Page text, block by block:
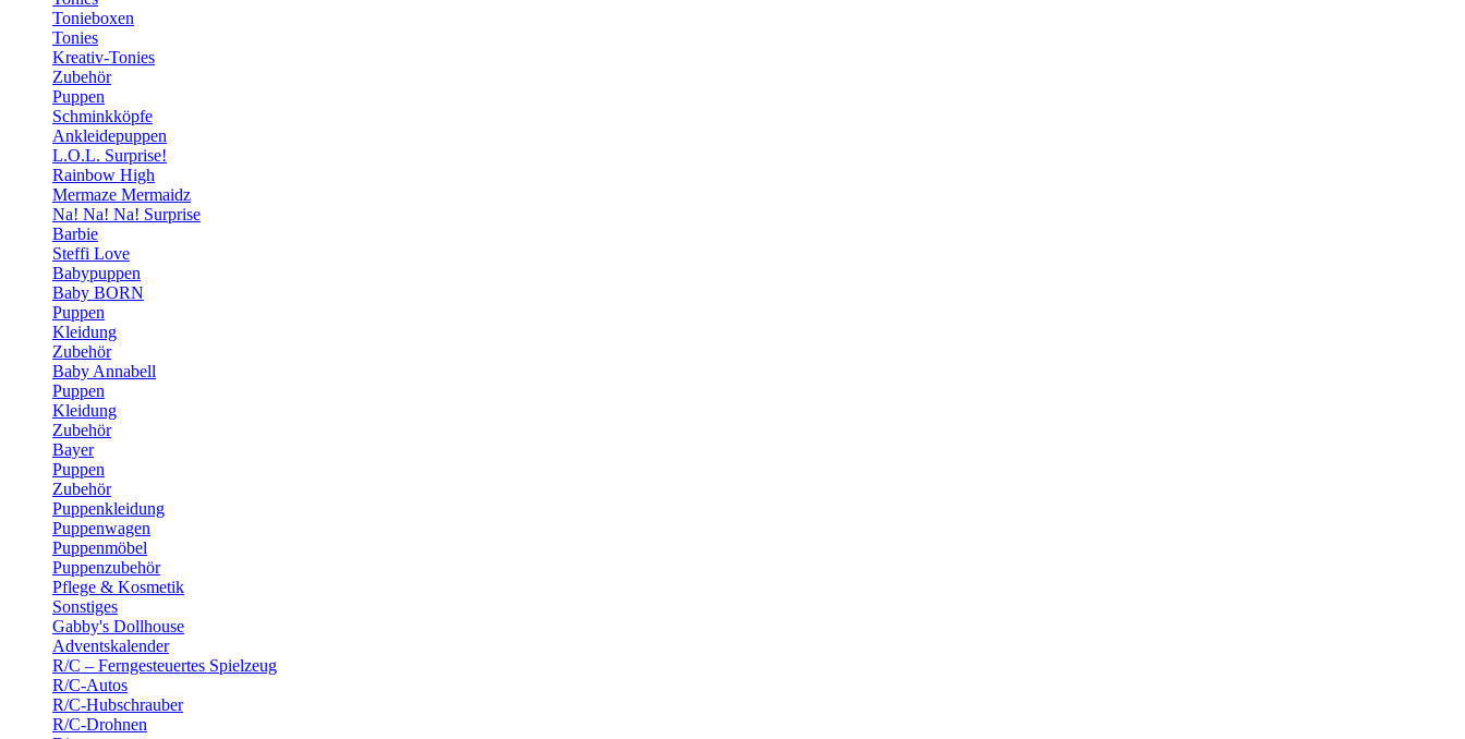
Tonieboxen
Tonies
Kreativ-Tonies
Zubehör
Puppen
Schminkköpfe
Ankleidepuppen
L.O.L. Surprise!
Rainbow High
Mermaze Mermaidz
Na! Na! Na! Surprise
Barbie
Steffi Love
Babypuppen
Baby BORN
Puppen
Kleidung
Zubehör
Baby Annabell
Puppen
Kleidung
Zubehör
Bayer
Puppen
Zubehör
Puppenkleidung
Puppenwagen
Puppenmöbel
Puppenzubehör
Pflege & Kosmetik
Sonstiges
Gabby's Dollhouse
Adventskalender
R/C – Ferngesteuertes Spielzeug
R/C-Autos
R/C-Hubschrauber
R/C-Drohnen